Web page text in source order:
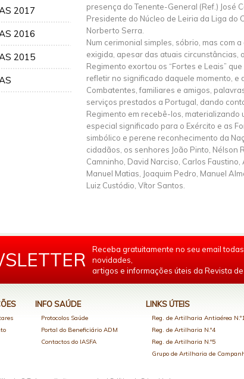
2017
2016
2015
presença do Tenente-General (Ref.) José
Presidente do Núcleo de Leiria da Liga do
Norberto Serra.
Num cerimonial simples, sóbrio, mas com
exigida, apesar das atuais circunstâncias,
Regimento exortou os “Fortes e Leais”
refletir no significado daquele momento, e
Combatentes, familiares e amigos,
serviços prestados a Portugal, dando
Regimento em recebê-los, materializando
especial significado para o Exército e as
simbólico e perene reconhecimento da
cidadãos, os senhores João Pinto, Nélson
Camninho, David Narciso, Carlos Faustino,
Manuel Matias, Joaquim Pedro, Manuel
Luiz Custódio, Vítor Santos.
Receba gratuitamente no seu email
novidades,
artigos e informações úteis da Revista
INFO SAÚDE
Protocolos Saúde
Portal do Beneficiário ADM
Contactos do IASFA
LINKS ÚTEIS
Reg. de Artilharia Antiaérea
Reg. de Artilharia N.º4
Reg. de Artilharia N.º5
Grupo de Artilharia de